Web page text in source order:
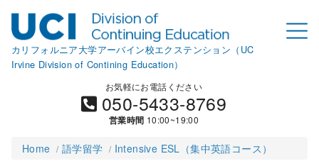
カリフォルニア大学アーバイン校エクステンション（UC
Irvine Division of Contining Education）
お気軽にお電話ください
050-5433-8769
営業時間 10:00~19:00
Home 語学留学 Intensive ESL（集中英語コース）